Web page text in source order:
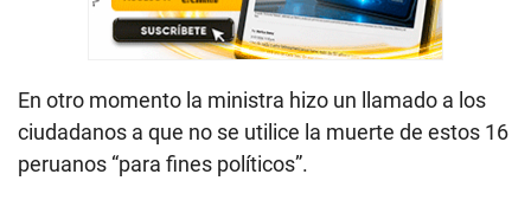
En otro momento la ministra hizo un llamado a los
ciudadanos a que no se utilice la muerte de estos 16
peruanos “para fines políticos”.